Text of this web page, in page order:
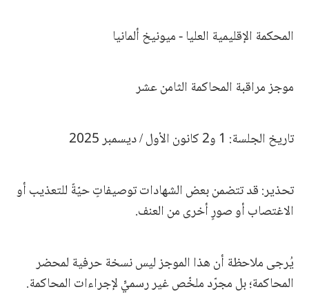
المحكمة الإقليمية العليا - ميونيخ ألمانيا
موجز مراقبة المحاكمة الثامن عشر
تاريخ الجلسة: 1 و2 كانون الأول / ديسمبر 2025
تحذير: قد تتضمن بعض الشهادات توصيفاتٍ حيّةً للتعذيب أو
الاغتصاب أو صورٍ أخرى من العنف.
يُرجى ملاحظة أن هذا الموجز ليس نسخة حرفية لمحضر
المحاكمة؛ بل مجرّد ملخّص غير رسميٍّ لإجراءات المحاكمة.